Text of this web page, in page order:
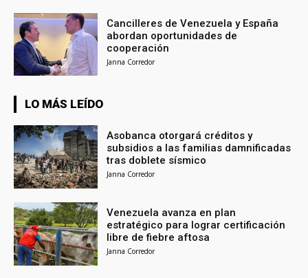
Cancilleres de Venezuela y España
abordan oportunidades de
cooperación
Janna Corredor
LO MÁS LEÍDO
Asobanca otorgará créditos y
subsidios a las familias damnificadas
tras doblete sísmico
Janna Corredor
Venezuela avanza en plan
estratégico para lograr certificación
libre de fiebre aftosa
Janna Corredor